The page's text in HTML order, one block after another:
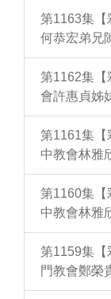
第1163集【
何恭宏弟兄
第1162集【
會許惠貞姊
第1161集【
中教會林雅
第1160集【
中教會林雅
第1159集【
門教會鄭榮